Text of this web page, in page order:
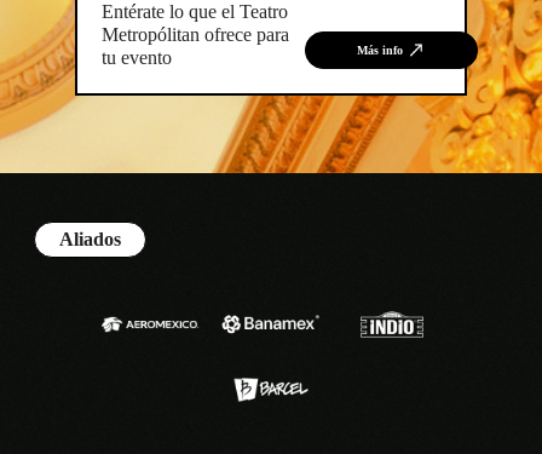
Entérate lo que el Teatro
Metropólitan ofrece para
tu evento
Más info
Aliados